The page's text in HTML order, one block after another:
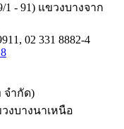
- 91) แขวงบางจาก
02 331 8882-4
จำกัด)
งบางนาเหนือ